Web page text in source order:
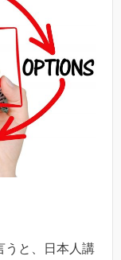
うと、日本人講